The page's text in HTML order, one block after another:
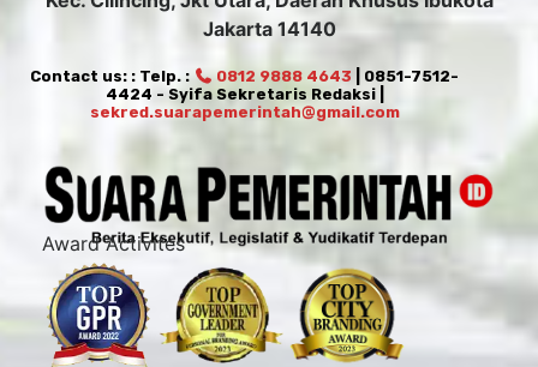
Jakarta 14140
Contact us: : Telp. : 0812 9888 4643 | 0851-7512-
4424 - Syifa Sekretaris Redaksi |
sekred.suarapemerintah@gmail.com
Award Activites